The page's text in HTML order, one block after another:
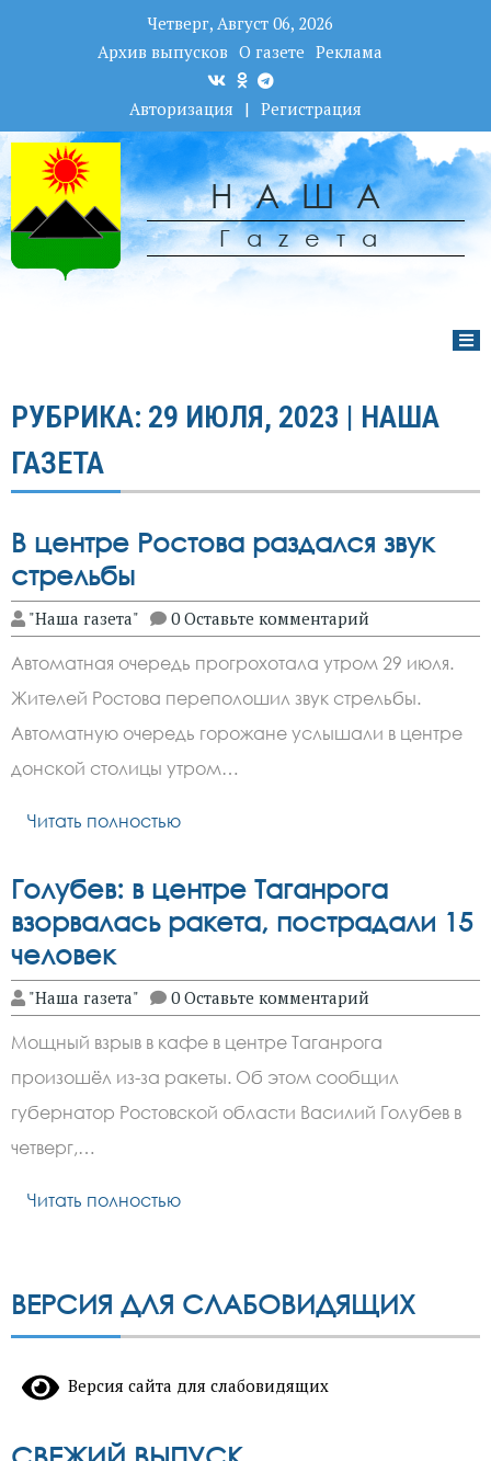
Четверг, Август 06, 2026
Архив выпусков О газете Реклама
Авторизация | Регистрация
НАША
Гаzета
РУБРИКА: 29 ИЮЛЯ, 2023 | НАША
ГАЗЕТА
В центре Ростова раздался звук
стрельбы
"Наша газета" 0 Оставьте комментарий
Автоматная очередь прогрохотала утром 29 июля.
Жителей Ростова переполошил звук стрельбы.
Автоматную очередь горожане услышали в центре
донской столицы утром…
Читать полностью
Голубев: в центре Таганрога
взорвалась ракета, пострадали 15
человек
"Наша газета" 0 Оставьте комментарий
Мощный взрыв в кафе в центре Таганрога
произошёл из-за ракеты. Об этом сообщил
губернатор Ростовской области Василий Голубев в
четверг,…
Читать полностью
ВЕРСИЯ ДЛЯ СЛАБОВИДЯЩИХ
Версия сайта для слабовидящих